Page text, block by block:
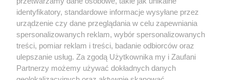
Kultura
X Facebook Instagram Youtube
identyfikatory, standardowe informacje wysyłane przez
urządzenie czy dane przeglądania w celu zapewniania
spersonalizowanych reklam, wybór spersonalizowanych
treści, pomiar reklam i treści, badanie odbiorców oraz
ulepszanie usług. Za zgodą Użytkownika my i Zaufani
Partnerzy możemy używać dokładnych danych